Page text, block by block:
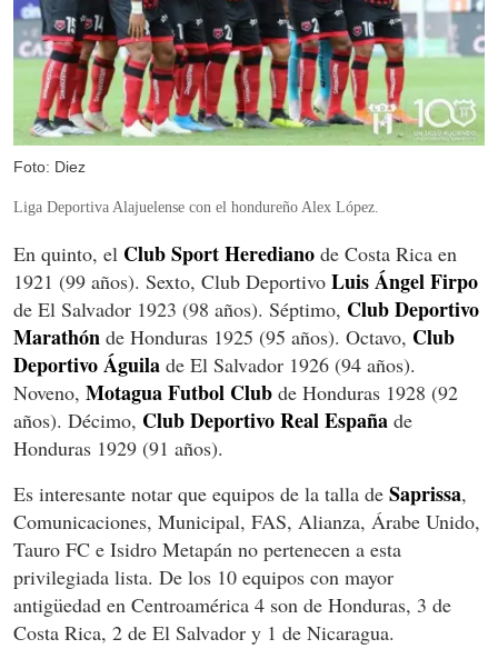
Foto: Diez
Liga Deportiva Alajuelense con el hondureño Alex López.
En quinto, el Club Sport Herediano de Costa Rica en
1921 (99 años). Sexto, Club Deportivo Luis Ángel Firpo
de El Salvador 1923 (98 años). Séptimo, Club Deportivo
Marathón de Honduras 1925 (95 años). Octavo, Club
Deportivo Águila de El Salvador 1926 (94 años).
Noveno, Motagua Futbol Club de Honduras 1928 (92
años). Décimo, Club Deportivo Real España de
Honduras 1929 (91 años).
Es interesante notar que equipos de la talla de Saprissa,
Comunicaciones, Municipal, FAS, Alianza, Árabe Unido,
Tauro FC e Isidro Metapán no pertenecen a esta
privilegiada lista. De los 10 equipos con mayor
antigüedad en Centroamérica 4 son de Honduras, 3 de
Costa Rica, 2 de El Salvador y 1 de Nicaragua.